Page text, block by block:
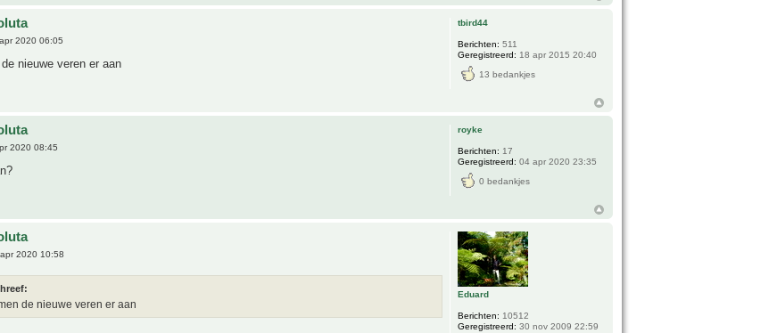
2020 06:05
nieuwe veren er aan
tbird44
Berichten: 511
Geregistreerd: 18 apr 2015 20:40
13 bedankjes
2020 08:45
royke
Berichten: 17
Geregistreerd: 04 apr 2020 23:35
0 bedankjes
2020 10:58
de nieuwe veren er aan
Eduard
Berichten: 10512
Geregistreerd: 30 nov 2009 22:59